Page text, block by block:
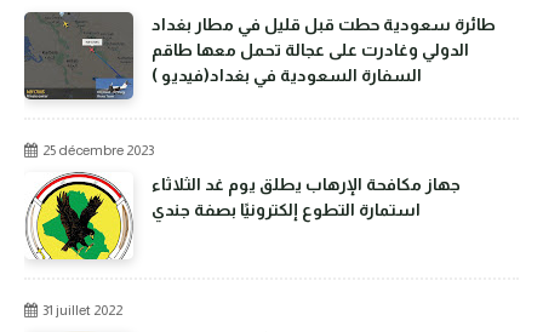
طائرة سعودية حطت قبل قليل في مطار بغداد
الدولي وغادرت على عجالة تحمل معها طاقم
السفارة السعودية في بغداد(فيديو )
25 décembre 2023
جهاز مكافحة الإرهاب يطلق يوم غد الثلاثاء
استمارة التطوع إلكترونيًا بصفة جندي
31 juillet 2022